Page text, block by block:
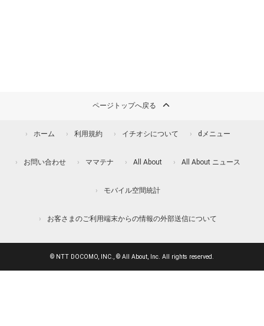
ページトップへ戻る
ホーム 利用規約 イチオシについて dメニュー
お問い合わせ ママテナ All About All About ニュース
モバイル空間統計
お客さまのご利用端末からの情報の外部送信について
© NTT DOCOMO, INC., © All About, Inc. All rights reserved.